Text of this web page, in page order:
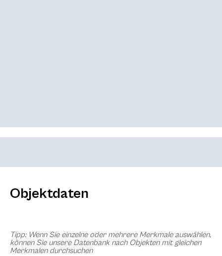
Objektdaten
Tipp: Wenn Sie einzelne oder mehrere Merkmale auswählen,
können Sie unsere Datenbank nach Objekten mit gleichen
Merkmalen durchsuchen